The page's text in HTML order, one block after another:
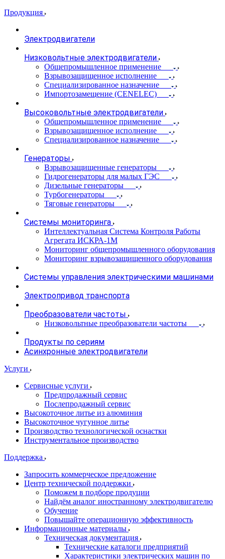
Продукция
Электродвигатели
Низковольтные электродвигатели
Общепромышленное применение
Взрывозащищенное исполнение
Специализированное назначение
Импортозамещение (CENELEC)
Высоковольтные электродвигатели
Общепромышленное применение
Взрывозащищенное исполнение
Специализированное назначение
Генераторы
Взрывозащищенные генераторы
Гидрогенераторы для малых ГЭС
Дизельные генераторы
Турбогенераторы
Тяговые генераторы
Системы мониторинга
Интеллектуальная Система Контроля Работы
Агрегата ИСКРА-1М
Мониторинг общепромышленного оборудования
Мониторинг взрывозащищенного оборудования
Системы управления электрическими машинами
Электропривод транспорта
Преобразователи частоты
Низковольтные преобразователи частоты
Продукты по сериям
Асинхронные электродвигатели
Услуги
Сервисные услуги
Предпродажный сервис
Послепродажный сервис
Высокоточное литье из алюминия
Высокоточное чугунное литье
Производство технологической оснастки
Инструментальное производство
Поддержка
Запросить коммерческое предложение
Центр технической поддержки
Поможем в подборе продуции
Найдём аналог иностранному электродвигателю
Обучение
Повышайте операционную эффективность
Информационные материалы
Техническая документация
Технические каталоги предприятий
Характеристики электрических машин по